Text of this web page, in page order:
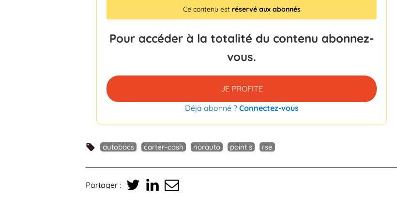
Ce contenu est réservé aux abonnés
Pour accéder à la totalité du contenu abonnez-
vous.
JE PROFITE
Déjà abonné ? Connectez-vous
autobacs carter-cash norauto point s rse
Partager :